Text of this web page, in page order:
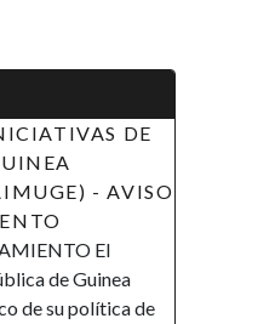
DE
- AVISO
El
de Guinea
de su política de